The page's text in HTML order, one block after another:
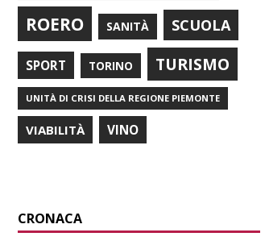
ROERO SANITÀ SCUOLA
SPORT TORINO TURISMO
UNITÀ DI CRISI DELLA REGIONE PIEMONTE
VIABILITÀ VINO
CRONACA